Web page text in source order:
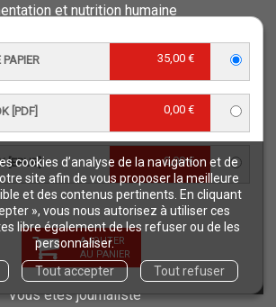
cookies d’analyse de la navigation et de
site afin de vous proposer la meilleure
et des contenus pertinents. En cliquant
», vous nous autorisez à utiliser ces
libre également de les refuser ou de les
personnaliser.
Tout accepter Tout refuser
PAPIER 35,00 €
[PDF] 0,00 €
[EPUB] 0,00 €
AJOUTER
AU PANIER
et nutrition humaine
Forêt et sylviculture
naturels et environnement
Pays du Sud
aquatiques et aquacoles
de la vie et de la terre
Science pour tous
politiques, économiques
ESPACE PRO
Vous êtes auteur
Vous êtes journaliste